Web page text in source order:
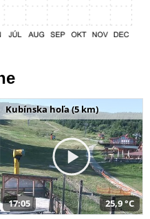
Kubínska hoľa (5 km)
17:05 25,9 °C